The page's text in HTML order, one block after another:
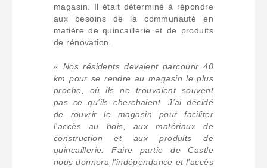
magasin. Il était déterminé à répondre
aux besoins de la communauté en
matière de quincaillerie et de produits
de rénovation.
« Nos résidents devaient parcourir 40
km pour se rendre au magasin le plus
proche, où ils ne trouvaient souvent
pas ce qu’ils cherchaient. J’ai décidé
de rouvrir le magasin pour faciliter
l’accès au bois, aux matériaux de
construction et aux produits de
quincaillerie. Faire partie de Castle
nous donnera l’indépendance et l’accès